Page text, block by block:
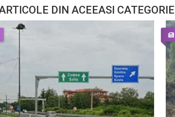
DIN ACEEASI CATEGORIE